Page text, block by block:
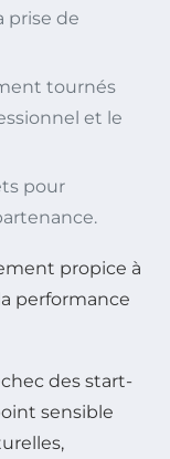
prise de
tournés
et le
pour
propice à
performance
des start-
sensible